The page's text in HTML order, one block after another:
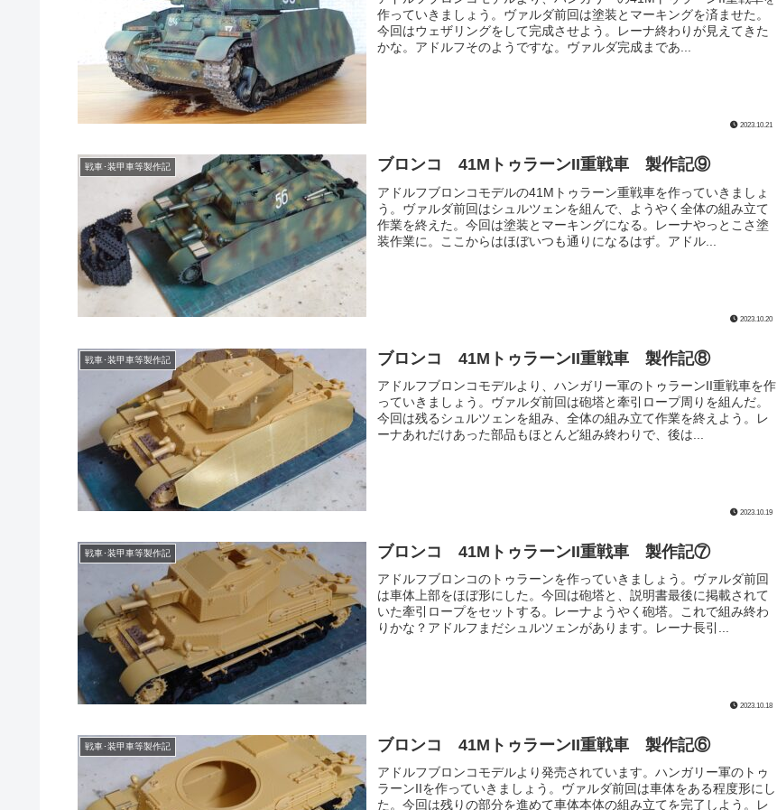
作っていきましょう。ヴァルダ前回は塗装とマーキングを済ませた。
今回はウェザリングをして完成させよう。レーナ終わりが見えてきた
かな。アドルフそのようですな。ヴァルダ完成まであ...
2023.10.21
戦車･装甲車等製作記 ブロンコ 41MトゥラーンII重戦車 製作記⑨
アドルフブロンコモデルの41Mトゥラーン重戦車を作っていきましょ
う。ヴァルダ前回はシュルツェンを組んで、ようやく全体の組み立て
作業を終えた。今回は塗装とマーキングになる。レーナやっとこさ塗
装作業に。ここからはほぼいつも通りになるはず。アドル...
2023.10.20
戦車･装甲車等製作記 ブロンコ 41MトゥラーンII重戦車 製作記⑧
アドルフブロンコモデルより、ハンガリー軍のトゥラーンII重戦車を作
っていきましょう。ヴァルダ前回は砲塔と牽引ロープ周りを組んだ。
今回は残るシュルツェンを組み、全体の組み立て作業を終えよう。レ
ーナあれだけあった部品もほとんど組み終わりで、後は...
2023.10.19
戦車･装甲車等製作記 ブロンコ 41MトゥラーンII重戦車 製作記⑦
アドルフブロンコのトゥラーンを作っていきましょう。ヴァルダ前回
は車体上部をほぼ形にした。今回は砲塔と、説明書最後に掲載されて
いた牽引ロープをセットする。レーナようやく砲塔。これで組み終わ
りかな？アドルフまだシュルツェンがあります。レーナ長引...
2023.10.18
戦車･装甲車等製作記 ブロンコ 41MトゥラーンII重戦車 製作記⑥
アドルフブロンコモデルより発売されています。ハンガリー軍のトゥ
ラーンIIを作っていきましょう。ヴァルダ前回は車体をある程度形にし
た。今回は残りの部分を進めて車体本体の組み立てを完了しよう。レ